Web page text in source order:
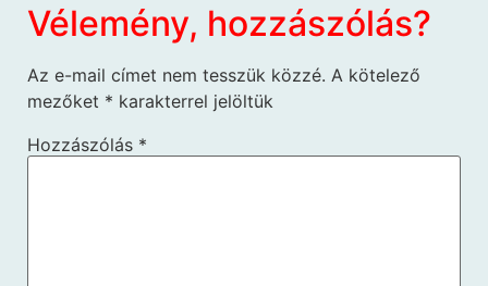
Vélemény, hozzászólás?
Az e-mail címet nem tesszük közzé. A kötelező
mezőket * karakterrel jelöltük
Hozzászólás *